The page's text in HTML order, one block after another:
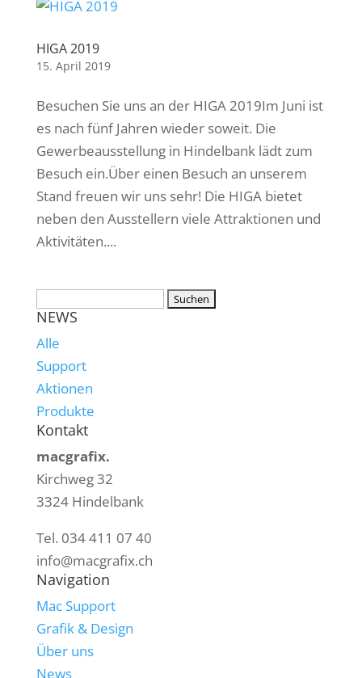
HIGA 2019
15. April 2019
Besuchen Sie uns an der HIGA 2019Im Juni ist
es nach fünf Jahren wieder soweit. Die
Gewerbeausstellung in Hindelbank lädt zum
Besuch ein.Über einen Besuch an unserem
Stand freuen wir uns sehr! Die HIGA bietet
neben den Ausstellern viele Attraktionen und
Aktivitäten....
NEWS
Alle
Support
Aktionen
Produkte
Kontakt
macgrafix.
Kirchweg 32
3324 Hindelbank
Tel. 034 411 07 40
info@macgrafix.ch
Navigation
Mac Support
Grafik & Design
Über uns
News